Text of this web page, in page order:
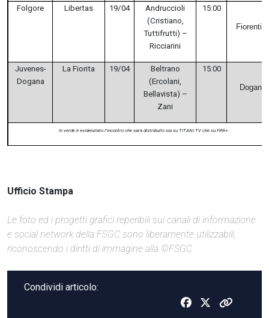
Folgore Libertas 19/04
Andruccioli
(Cristiano,
Tuttifrutti) –
Ricciarini
15:00
Juvenes-
Dogana
La Fiorita 19/04
Beltrano
(Ercolani,
Bellavista) –
Zani
15:00
Dogana
in verde è evidenziato l’incontro che sarà distribuito sia su TITANI.TV che su FIFA+.
Ufficio Stampa
Le foto ed i progetti grafici reperibili sui canali di informazione
e social network della FSGC sono liberamente utilizzabili,
riconoscendo i diritti di immagine alla ©FSGC
Condividi articolo: